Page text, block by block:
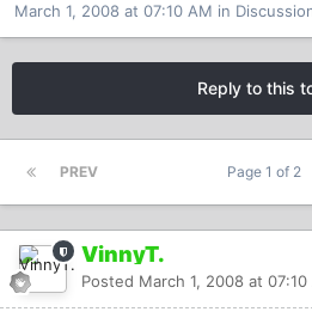
March 1, 2008 at 07:10 AM in
Reply to this
PREV Page 1 of 2
VinnyT.
Posted March 1, 2008 at 07:10